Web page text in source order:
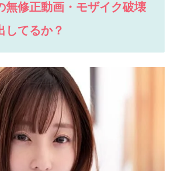
無修正動画・モザイク破壊
してるか？